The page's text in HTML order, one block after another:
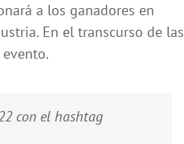
a los ganadores en
En el transcurso de las
con el hashtag